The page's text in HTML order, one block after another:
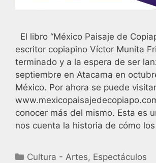
El libro “México Paisaje de
escritor copiapino Víctor Munita
terminado y a la espera de ser
septiembre en Atacama en
México. Por ahora se puede
conocer más del mismo. Esta es
nos cuenta la historia de cómo
Cultura - Artes, Espectáculos